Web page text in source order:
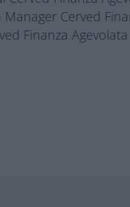
Cerved
Finanza Agevolata